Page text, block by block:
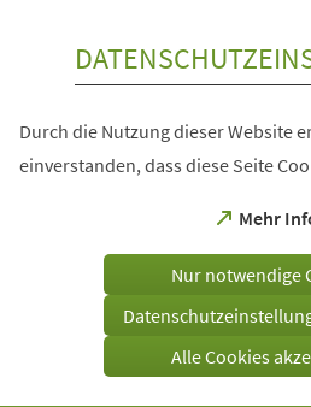
Durch die Nutzung dieser Website
einverstanden, dass diese Seite
Mehr
(Öffnet
einem
Tab)
Nur notwendige
Alle Cookies